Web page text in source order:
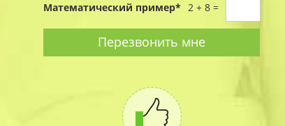
Математический пример* 2 + 8 =
Перезвонить мне